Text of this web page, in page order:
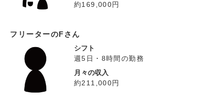
約169,000円
フリーターのFさん
シフト
週5日・8時間の勤務
月々の収入
約211,000円